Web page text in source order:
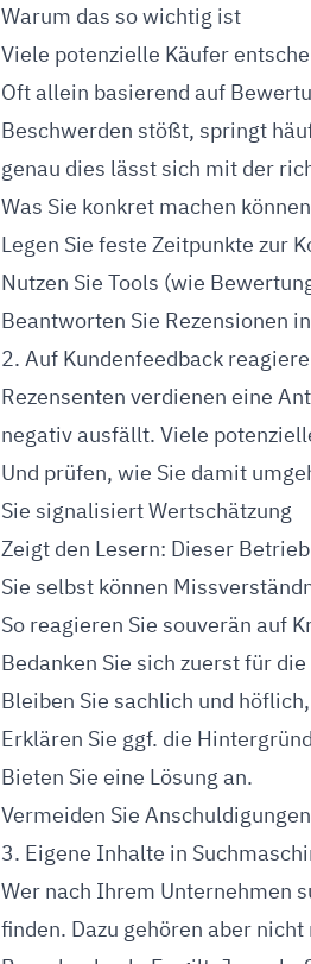
Warum das so wichtig ist
Viele potenzielle Käufer
Oft allein basierend auf
Beschwerden stößt, springt
genau dies lässt sich mit der
Was Sie konkret machen
Legen Sie feste Zeitpunkte zur
Nutzen Sie Tools (wie
Beantworten Sie Rezensionen
2. Auf Kundenfeedback
Rezensenten verdienen eine
negativ ausfällt. Viele
Und prüfen, wie Sie damit
Sie signalisiert Wertschätzung
Zeigt den Lesern: Dieser
Sie selbst können
So reagieren Sie souverän auf
Bedanken Sie sich zuerst für
Bleiben Sie sachlich und
Erklären Sie ggf. die
Bieten Sie eine Lösung an.
Vermeiden Sie
3. Eigene Inhalte in
Wer nach Ihrem Unternehmen
finden. Dazu gehören aber